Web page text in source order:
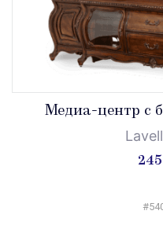
Медиа-центр c